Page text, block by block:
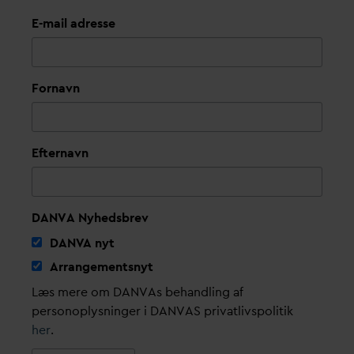
E-mail adresse
Fornavn
Efternavn
DANVA Nyhedsbrev
DANVA nyt
Arrangementsnyt
Læs mere om DANVAs behandling af
personoplysninger i DANVAS privatlivspolitik
her.